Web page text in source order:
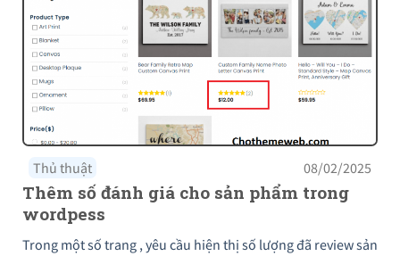
Thủ thuật 08/02/2025
Thêm số đánh giá cho sản phẩm trong
wordpess
Trong một số trang , yêu cầu hiện thị số lượng đã review sản